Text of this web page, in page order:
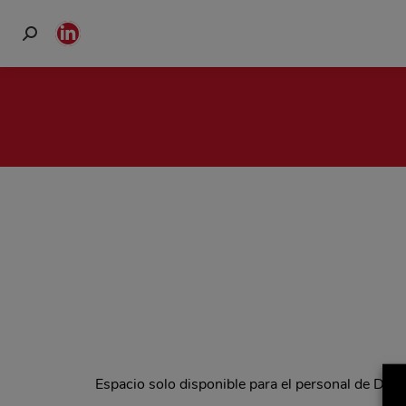
Buscar:
Linkedin
page
window
Espacio solo disponible para el personal de